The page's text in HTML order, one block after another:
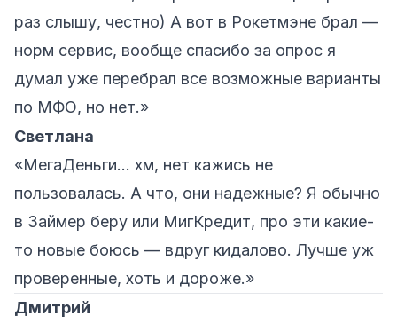
раз слышу, честно) А вот в Рокетмэне брал —
норм сервис, вообще спасибо за опрос я
думал уже перебрал все возможные варианты
по МФО, но нет.»
Светлана
«МегаДеньги… хм, нет кажись не
пользовалась. А что, они надежные? Я обычно
в Займер беру или МигКредит, про эти какие-
то новые боюсь — вдруг кидалово. Лучше уж
проверенные, хоть и дороже.»
Дмитрий